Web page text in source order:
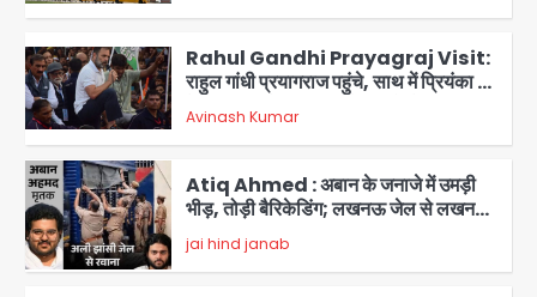
भेजा नोटिस
3
Rahul Gandhi Prayagraj Visit:
राहुल गांधी प्रयागराज पहुंचे, साथ में प्रियंका की
बेटी मिराया; केपी ग्राउंड में छात्रों से संवाद,
सिर्फ 5 हजार मौजूद
Avinash Kumar
4
Atiq Ahmed : अबान के जनाजे में उमड़ी
भीड़, तोड़ी बैरिकेडिंग; लखनऊ जेल से लखनऊ
पहुंचा उमर
jai hind janab